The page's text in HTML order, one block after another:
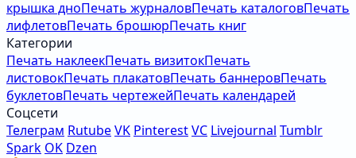
крышка дноПечать журналовПечать каталоговПечать
лифлетовПечать брошюрПечать книг
Категории
Печать наклеекПечать визитокПечать
листовокПечать плакатовПечать баннеровПечать
буклетовПечать чертежейПечать календарей
Соцсети
Телеграм RutubeVK PinterestVC Livejournal Tumblr
Spark OK Dzen